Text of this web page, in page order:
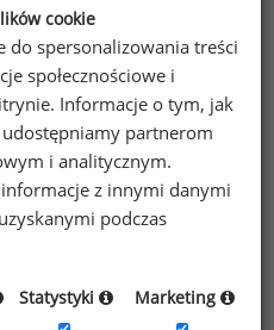
73%
Mężczyźni
47
cookie
spersonalizowania treści
społecznościowe i
Informacje o tym, jak
partnerom
i analitycznym.
informacje z innymi danymi
podczas
Statystyki Marketing